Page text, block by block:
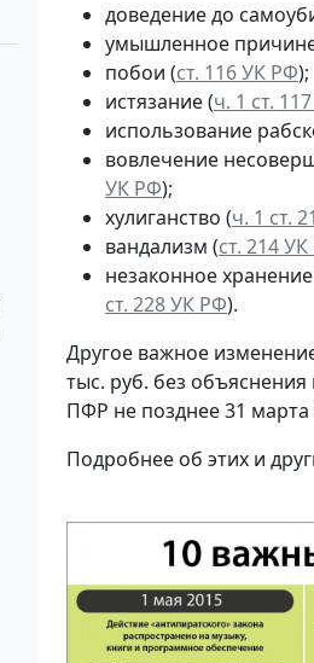
доведение до
умышленное
побои (ст. 116 УК РФ);
истязание (ч. 1 ст.
использование
вовлечение
УК РФ);
хулиганство (ч. 1 ст.
вандализм (ст. 214
незаконное
ст. 228 УК РФ).
Другое важное
тыс. руб. без
ПФР не позднее 31
Подробнее об этих и